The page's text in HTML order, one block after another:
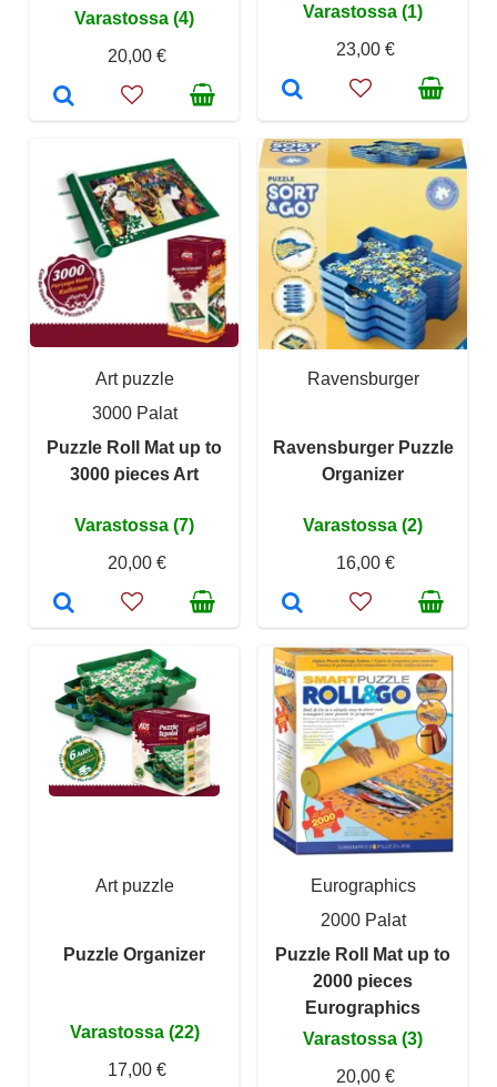
Varastossa (4)
20,00 €
Varastossa (1)
23,00 €
Art puzzle
3000 Palat
Puzzle Roll Mat up to
3000 pieces Art
Varastossa (7)
20,00 €
Ravensburger
Ravensburger Puzzle
Organizer
Varastossa (2)
16,00 €
Art puzzle
Puzzle Organizer
Varastossa (22)
17,00 €
Eurographics
2000 Palat
Puzzle Roll Mat up to
2000 pieces
Eurographics
Varastossa (3)
20,00 €